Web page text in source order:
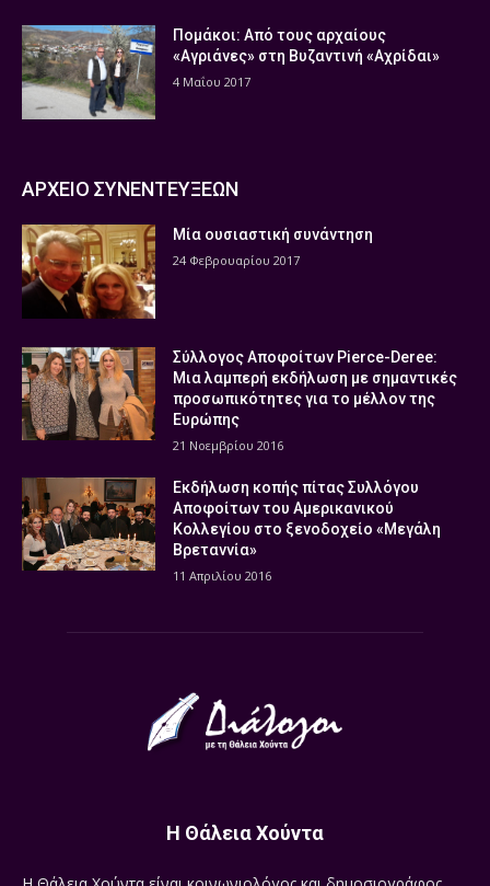
Πομάκοι: Από τους αρχαίους
«Αγριάνες» στη Βυζαντινή «Αχρίδαι»
4 Μαΐου 2017
ΑΡΧΕΙΟ ΣΥΝΕΝΤΕΥΞΕΩΝ
Μία ουσιαστική συνάντηση
24 Φεβρουαρίου 2017
Σύλλογος Αποφοίτων Pierce-Deree:
Μια λαμπερή εκδήλωση με σημαντικές
προσωπικότητες για το μέλλον της
Ευρώπης
21 Νοεμβρίου 2016
Εκδήλωση κοπής πίτας Συλλόγου
Αποφοίτων του Αμερικανικού
Κολλεγίου στο ξενοδοχείο «Μεγάλη
Βρεταννία»
11 Απριλίου 2016
Η Θάλεια Χούντα